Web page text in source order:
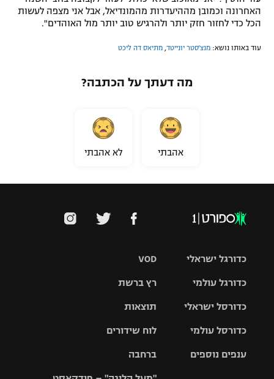
האחרונה וכמובן מההיעדרות מהמונדיאל, אבל אני מצפה לעשות
הכל כדי לחזור חזק יותר ולהרגיש טוב יותר מול האוהדים".
עוד באותו נושא: מנצ'סטר יונייטד מתיאס דה ליכט
מה דעתך על הכתבה?
אהבתי לא אהבתי
VOD
רץ ברשת
תוצאות
לוח שידורים
ברחבה
כדורגל ישראלי
גביע הטוטו
כדורגל עולמי
האלופות
ליגה
כדורסל ישראלי
סל
כדורסל עולמי
ענפים נוספים